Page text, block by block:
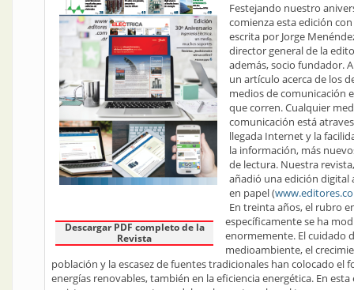
Descargar PDF completo de la
Revista
Festejando nuestro
comienza esta edición
escrita por Jorge
director general de la
además, socio fundador.
un artículo acerca de los
medios de comunicación
que corren. Cualquier
comunicación está
llegada Internet y la
la información, más
de lectura. Nuestra
añadió una edición digital
en papel (
En treinta años, el rubro
específicamente se ha
enormemente. El cuidado
medioambiente, el
población y la escasez de fuentes tradicionales han colocado el
energías renovables, también en la eficiencia energética. En esta